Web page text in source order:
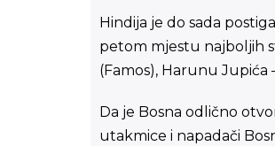
Hindija je do sada
petom mjestu najboljih
(Famos), Harunu Jupića
Da je Bosna odlično
utakmice i napadači